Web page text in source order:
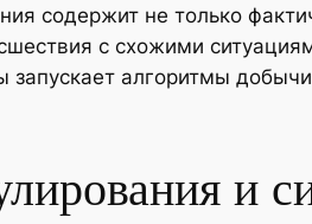
содержит не только
с схожими
алгоритмы
и